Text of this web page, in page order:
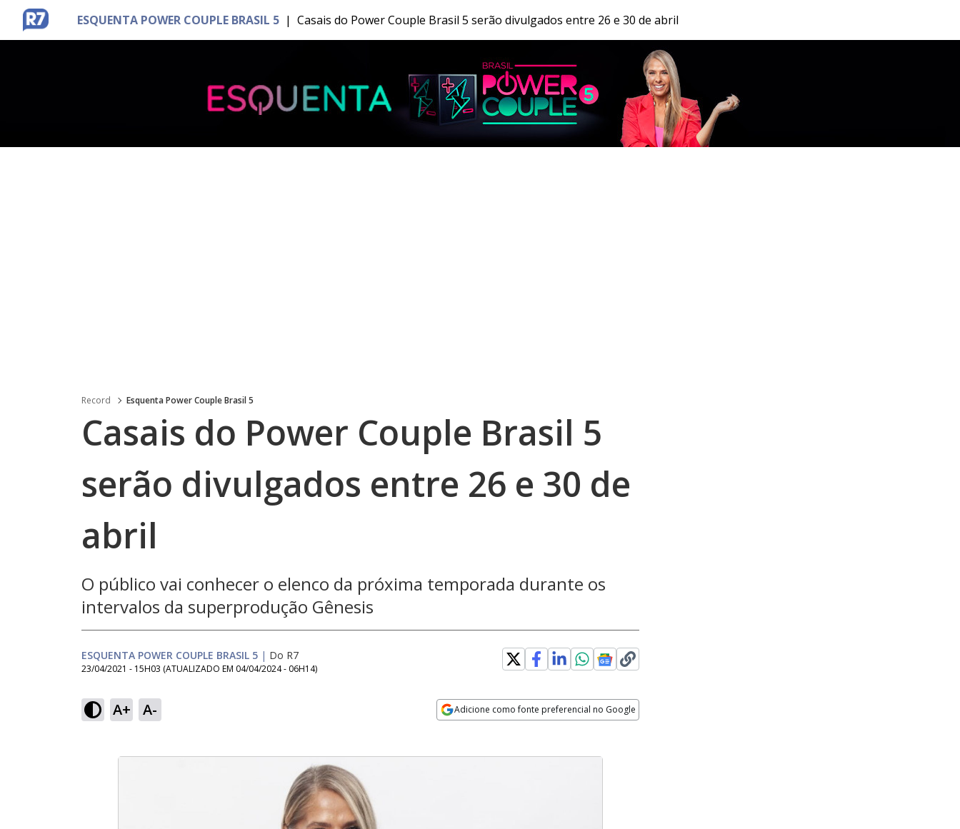
MENU BRASÍLIA ENTRETÊ ESPORTES JR 24H RECORD RECORD NEWS
ESQUENTA POWER COUPLE BRASIL 5 | Casais do Power Couple Brasil 5 serão divulgados entre 26 e 30 de abril
Record Esquenta Power Couple Brasil 5
Casais do Power Couple Brasil 5
serão divulgados entre 26 e 30 de
abril
O público vai conhecer o elenco da próxima temporada durante os
intervalos da superprodução Gênesis
ESQUENTA POWER COUPLE BRASIL 5 | Do R7
23/04/2021 - 15H03 (ATUALIZADO EM 04/04/2024 - 06H14)
A+ A- Adicione como fonte preferencial no Google